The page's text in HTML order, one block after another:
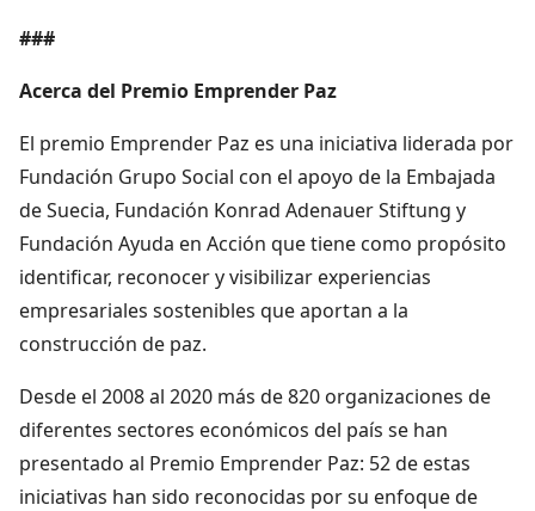
###
Acerca del Premio Emprender Paz
El premio Emprender Paz es una iniciativa liderada por
Fundación Grupo Social con el apoyo de la Embajada
de Suecia, Fundación Konrad Adenauer Stiftung y
Fundación Ayuda en Acción que tiene como propósito
identificar, reconocer y visibilizar experiencias
empresariales sostenibles que aportan a la
construcción de paz.
Desde el 2008 al 2020 más de 820 organizaciones de
diferentes sectores económicos del país se han
presentado al Premio Emprender Paz: 52 de estas
iniciativas han sido reconocidas por su enfoque de